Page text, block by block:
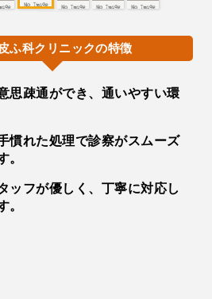
ふ科クリニックの特徴
思疎通ができ、通いやすい環
慣れた処理で診察がスムーズ
。
ッフが優しく、丁寧に対応し
。